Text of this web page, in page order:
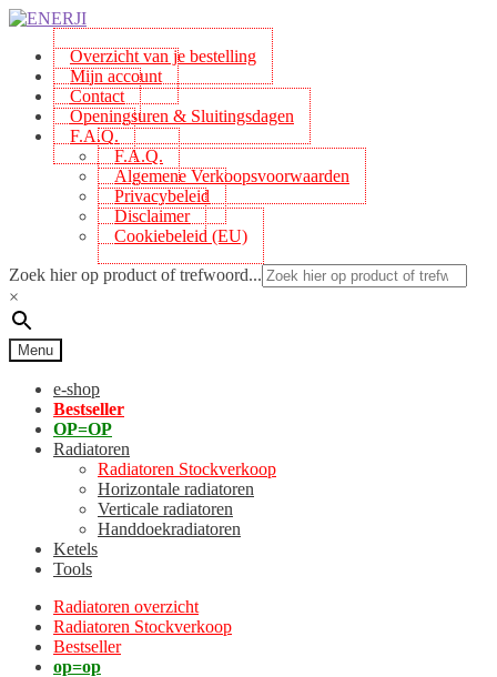
Skip
navigation
Skip
content
Overzicht van je bestelling
Mijn account
Contact
Openingsuren & Sluitingsdagen
F.A.Q.
F.A.Q.
Algemene Verkoopsvoorwaarden
Privacybeleid
Disclaimer
Cookiebeleid (EU)
Zoek hier op product of trefwoord...
×
Menu
e-shop
Bestseller
OP=OP
Radiatoren
Radiatoren Stockverkoop
Horizontale radiatoren
Verticale radiatoren
Handdoekradiatoren
Ketels
Tools
Radiatoren overzicht
Radiatoren Stockverkoop
Bestseller
op=op